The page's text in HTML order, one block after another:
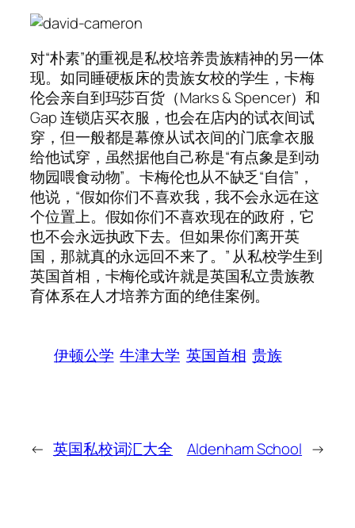
对“朴素”的重视是私校培养贵族精神的另一体
现。如同睡硬板床的贵族女校的学生，卡梅
伦会亲自到玛莎百货（Marks & Spencer）和
Gap 连锁店买衣服，也会在店内的试衣间试
穿，但一般都是幕僚从试衣间的门底拿衣服
给他试穿，虽然据他自己称是“有点象是到动
物园喂食动物”。卡梅伦也从不缺乏“自信”，
他说，“假如你们不喜欢我，我不会永远在这
个位置上。假如你们不喜欢现在的政府，它
也不会永远执政下去。但如果你们离开英
国，那就真的永远回不来了。” 从私校学生到
英国首相，卡梅伦或许就是英国私立贵族教
育体系在人才培养方面的绝佳案例。
伊顿公学 牛津大学 英国首相 贵族
← 英国私校词汇大全 Aldenham School →